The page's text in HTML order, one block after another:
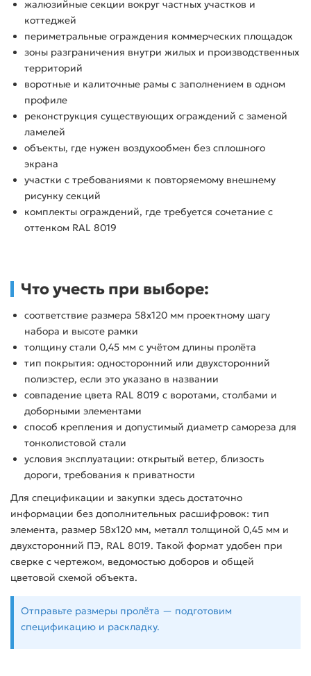
жалюзийные секции вокруг частных участков и
коттеджей
периметральные ограждения коммерческих площадок
зоны разграничения внутри жилых и производственных
территорий
воротные и калиточные рамы с заполнением в одном
профиле
реконструкция существующих ограждений с заменой
ламелей
объекты, где нужен воздухообмен без сплошного
экрана
участки с требованиями к повторяемому внешнему
рисунку секций
комплекты ограждений, где требуется сочетание с
оттенком RAL 8019
Что учесть при выборе:
соответствие размера 58х120 мм проектному шагу
набора и высоте рамки
толщину стали 0,45 мм с учётом длины пролёта
тип покрытия: односторонний или двухсторонний
полиэстер, если это указано в названии
совпадение цвета RAL 8019 с воротами, столбами и
доборными элементами
способ крепления и допустимый диаметр самореза для
тонколистовой стали
условия эксплуатации: открытый ветер, близость
дороги, требования к приватности
Для спецификации и закупки здесь достаточно
информации без дополнительных расшифровок: тип
элемента, размер 58х120 мм, металл толщиной 0,45 мм и
двухсторонний ПЭ, RAL 8019. Такой формат удобен при
сверке с чертежом, ведомостью доборов и общей
цветовой схемой объекта.
Отправьте размеры пролёта — подготовим
спецификацию и раскладку.